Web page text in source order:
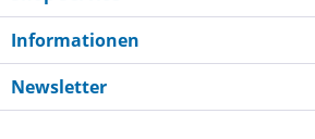
Informationen
Newsletter